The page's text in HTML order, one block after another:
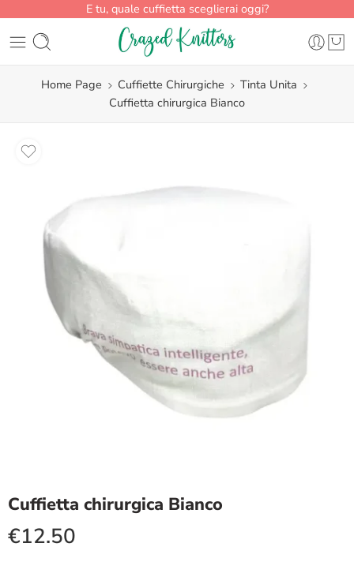
E tu, quale cuffietta sceglierai oggi?
Home Page Cuffiette Chirurgiche
Tinta Unita
Cuffietta chirurgica Bianco
Cuffietta chirurgica Bianco
€12.50